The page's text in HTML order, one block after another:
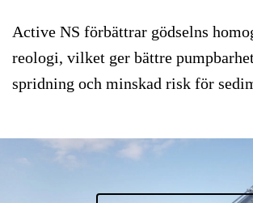
Active NS förbättrar gödselns
reologi, vilket ger bättre
spridning och minskad risk för